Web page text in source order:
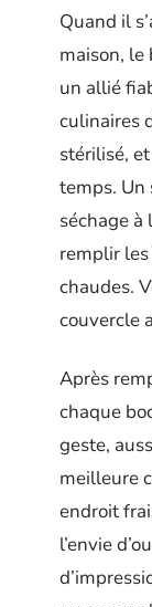
Quand il
maison, le
un allié
culinaires
stérilisé,
temps. Un
séchage à
remplir
chaudes.
couvercle
Après
chaque
geste,
meilleure
endroit
l’envie